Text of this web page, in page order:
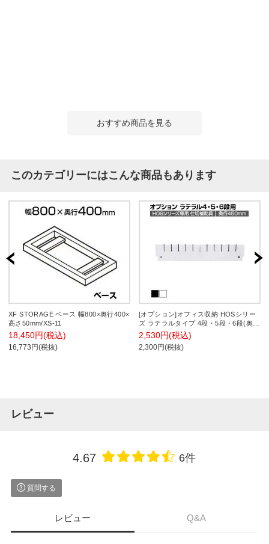
おすすめ商品を見る
このカテゴリーにはこんな商品もあります
XF STORAGE ベース 幅800×奥行400×
高さ50mm/XS-11
18,450円(税込)
16,773円(税抜)
[オプション]オフィス収納 HOSシリー
ズ ラテラルタイプ 4段・5段・6段(奥行
450mm)専用仕切補助具 国産
2,530円(税込)
2,300円(税抜)
レビュー
4.67 6件
質問する
レビュー Q&A